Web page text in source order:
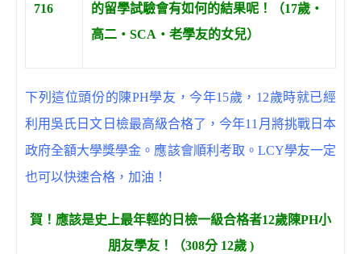
716
的留學試驗會有如何的結果呢！（17歲‧
高二‧SCA‧老學友的女兒）
下列這位頭份的陳PH學友，今年15歲，12歲時就已經
利用吳氏日文日檢最高級合格了，今年11月將挑戰日本
政府全額大學獎學金。應該會順利考取。LCY學友一定
也可以快速合格，加油！
賀！ 應該是史上最年輕的 日檢一級合格者12歲陳PH小
朋友學友！（308分 12歲 )